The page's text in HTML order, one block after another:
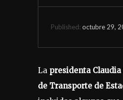
Published: octubre 29,
La presidenta
de Transporte de